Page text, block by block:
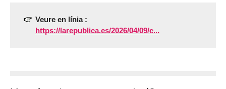
Veure en línia :
https://larepublica.es/2026/04/09/c...